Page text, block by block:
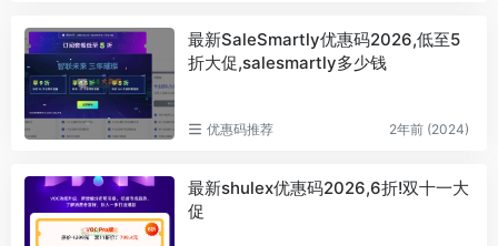
最新SaleSmartly优惠码2026,低至5
折大促,salesmartly多少钱
优惠码推荐 2年前 (2024)
最新shulex优惠码2026,6折!双十一大
促